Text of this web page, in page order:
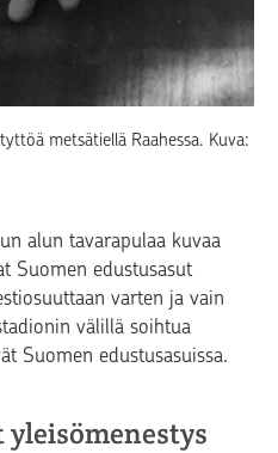
metsätiellä Raahessa. Kuva:
alun tavarapulaa kuvaa
Suomen edustusasut
varten ja vain
välillä soihtua
Suomen edustusasuissa.